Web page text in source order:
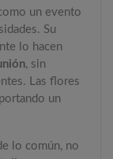
un evento
Su
lo hacen
, sin
Las flores
un
lo común, no